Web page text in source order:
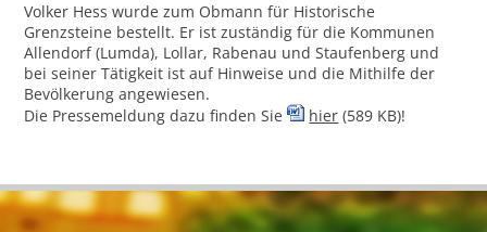
Volker Hess wurde zum Obmann für Historische
Grenzsteine bestellt. Er ist zuständig für die Kommunen
Allendorf (Lumda), Lollar, Rabenau und Staufenberg und
bei seiner Tätigkeit ist auf Hinweise und die Mithilfe der
Bevölkerung angewiesen.
Die Pressemeldung dazu finden Sie
hier (589 KB)!